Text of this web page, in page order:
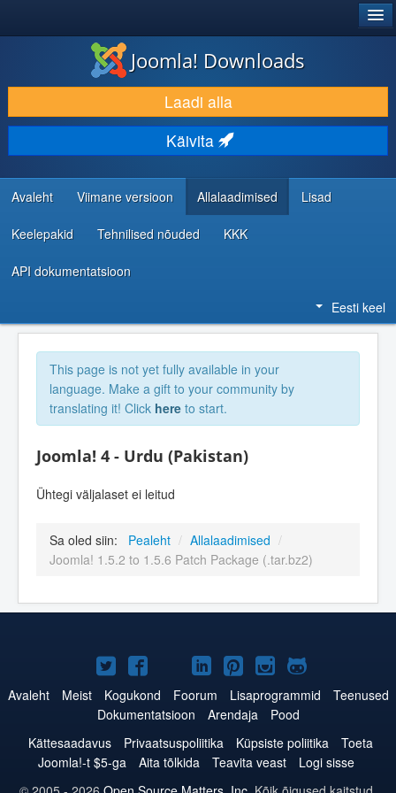
LAADI ALLA JA LAIENDA
AVASTA JA ÕPI
KOGUKOND JA KASUTAJATUGI
RESSURSID ARENDAJATELE
Joomla! Downloads
Laadi alla
Käivita
Avaleht Viimane versioon Allalaadimised Lisad
Keelepakid Tehnilised nõuded KKK
API dokumentatsioon
Eesti keel
This page is not yet fully available in your
language. Make a gift to your community by
translating it! Click here to start.
Joomla! 4 - Urdu (Pakistan)
Ühtegi väljalaset ei leitud
Sa oled siin: Pealeht / Allalaadimised /
Joomla! 1.5.2 to 1.5.6 Patch Package (.tar.bz2)
Joomla!
Twitteris
Joomla!
Facebookis
Joomla!
YouTubes
Joomla!
LinkedInis
Joomla!
Pinterestis
Joomla!
Instagramis
Joomla!
GitHubis
Avaleht Meist Kogukond Foorum Lisaprogrammid
Teenused
Dokumentatsioon
Arendaja
Pood
Kättesaadavus
Privaatsuspoliitika Küpsiste poliitika
Toeta
Joomla!-t $5-ga
Aita tõlkida Teavita veast
Logi sisse